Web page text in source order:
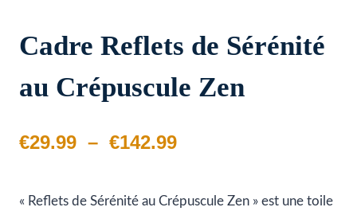
Cadre Reflets de Sérénité
au Crépuscule Zen
€29.99 – €142.99Plage
prix :
« Reflets de Sérénité au Crépuscule Zen » est une toile